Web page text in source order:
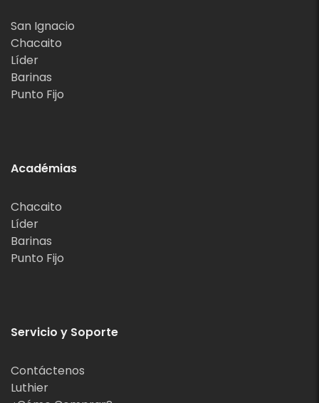
San Ignacio
Chacaito
Líder
Barinas
Punto Fijo
Académias
Chacaito
Líder
Barinas
Punto Fijo
Servicio y Soporte
Contáctenos
Luthier